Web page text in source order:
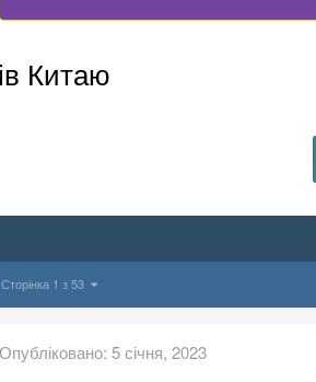
Китаю
Сторінка 1 з 53
Опубліковано: 5 січня, 2023